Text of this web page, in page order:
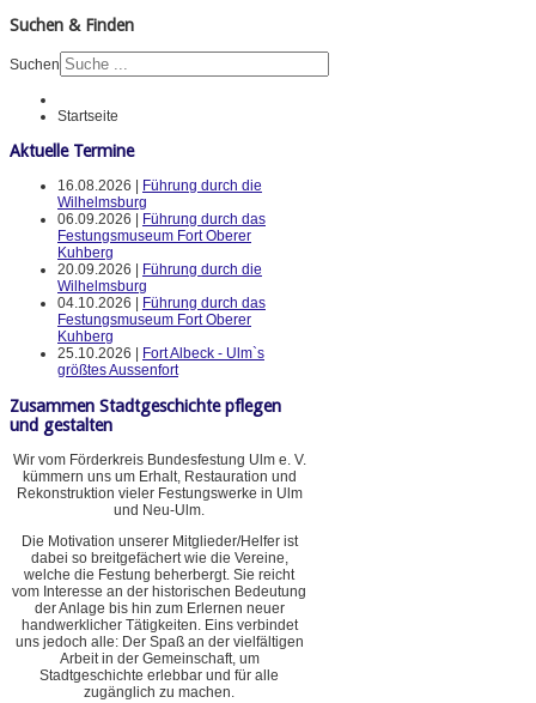
Suchen & Finden
Suchen
Startseite
Aktuelle Termine
16.08.2026 |
Führung durch die
Wilhelmsburg
06.09.2026 |
Führung durch das
Festungsmuseum Fort Oberer
Kuhberg
20.09.2026 |
Führung durch die
Wilhelmsburg
04.10.2026 |
Führung durch das
Festungsmuseum Fort Oberer
Kuhberg
25.10.2026 |
Fort Albeck - Ulm`s
größtes Aussenfort
Zusammen Stadtgeschichte pflegen
und gestalten
Wir vom Förderkreis Bundesfestung Ulm e. V.
kümmern uns um Erhalt, Restauration und
Rekonstruktion vieler Festungswerke in Ulm
und Neu-Ulm.
Die Motivation unserer Mitglieder/Helfer ist
dabei so breitgefächert wie die Vereine,
welche die Festung beherbergt. Sie reicht
vom Interesse an der historischen Bedeutung
der Anlage bis hin zum Erlernen neuer
handwerklicher Tätigkeiten. Eins verbindet
uns jedoch alle: Der Spaß an der vielfältigen
Arbeit in der Gemeinschaft, um
Stadtgeschichte erlebbar und für alle
zugänglich zu machen.